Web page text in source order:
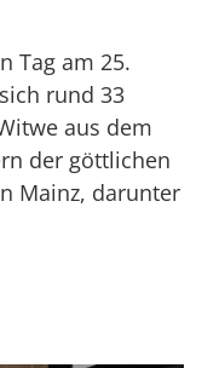
Tag am 25.
rund 33
aus dem
der göttlichen
Mainz, darunter